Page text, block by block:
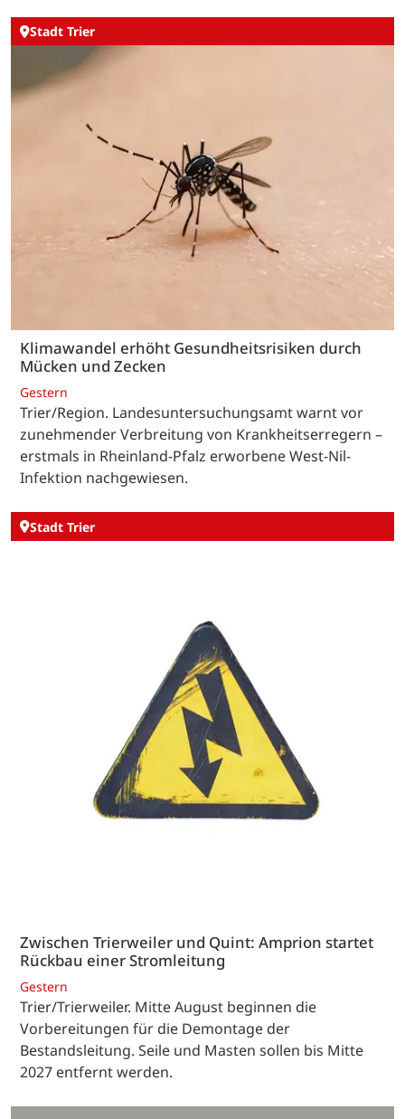
Stadt Trier
Klimawandel erhöht Gesundheitsrisiken durch
Mücken und Zecken
Gestern
Trier/Region. Landesuntersuchungsamt warnt vor
zunehmender Verbreitung von Krankheitserregern –
erstmals in Rheinland-Pfalz erworbene West-Nil-
Infektion nachgewiesen.
Stadt Trier
Zwischen Trierweiler und Quint: Amprion startet
Rückbau einer Stromleitung
Gestern
Trier/Trierweiler. Mitte August beginnen die
Vorbereitungen für die Demontage der
Bestandsleitung. Seile und Masten sollen bis Mitte
2027 entfernt werden.